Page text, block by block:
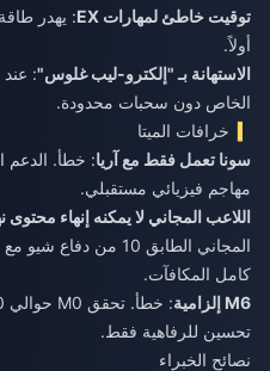
توقيت خاطئ لمهارات EX
: يهدر
أولاً.
الاستهانة بـ "إلكترو-ليب غلوس"
الخاص دون سحبات محدودة.
خرافات الميتا
سونا تعمل فقط مع آريا: خطأ. الدعم
مهاجم فيزيائي مستقبلي.
اللاعب المجاني لا يمكنه إنهاء محتوى
كامل المكافآت.
M6 إلزامية
تحسين للرفاهية فقط.
نصائح الخبراء